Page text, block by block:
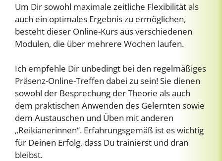
Um Dir sowohl maximale zeitliche Flexibilität als
auch ein optimales Ergebnis zu ermöglichen,
besteht dieser Online-Kurs aus verschiedenen
Modulen, die über mehrere Wochen laufen.
Ich empfehle Dir unbedingt bei den regelmäßiges
Präsenz-Online-Treffen dabei zu sein! Sie dienen
sowohl der Besprechung der Theorie als auch
dem praktischen Anwenden des Gelernten sowie
dem Austauschen und Üben mit anderen
„Reikianerinnen“. Erfahrungsgemäß ist es wichtig
für Deinen Erfolg, dass Du trainierst und dran
bleibst.